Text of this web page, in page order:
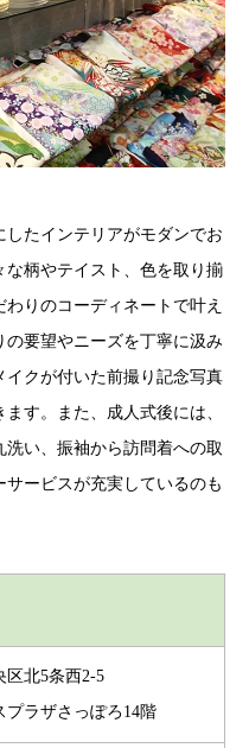
たインテリアがモダンでお
な柄やテイスト、色を取り揃
りのコーディネートで叶え
要望やニーズを丁寧に汲み
クが付いた前撮り記念写真
す。また、成人式後には、
い、振袖から訪問着への取
ービスが充実しているのも
区北5条西2-5
プラザさっぽろ14階